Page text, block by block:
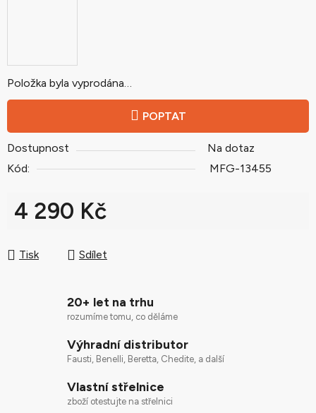
Položka byla vyprodána…
POPTAT
Dostupnost
Na dotaz
Kód:
MFG-13455
4 290 Kč
Tisk
Sdílet
20+ let na trhu
rozumíme tomu, co děláme
Výhradní distributor
Fausti, Benelli, Beretta, Chedite, a další
Vlastní střelnice
zboží otestujte na střelnici